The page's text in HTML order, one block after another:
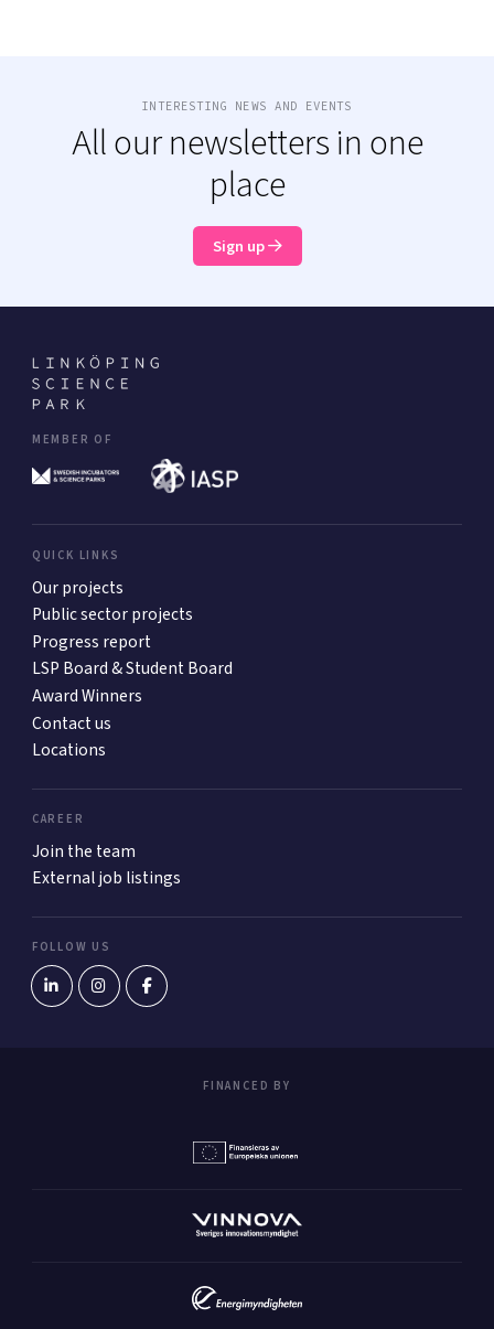
INTERESTING NEWS AND EVENTS
All our newsletters in one
place
Sign up
MEMBER OF
QUICK LINKS
Our projects
Public sector projects
Progress report
LSP Board & Student Board
Award Winners
Contact us
Locations
CAREER
Join the team
External job listings
FOLLOW US
FINANCED BY